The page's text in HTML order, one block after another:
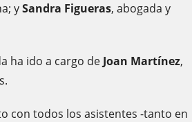
ySandra Figueras, abogada y
ha ido a cargo de Joan Martínez,
con todos los asistentes -tanto en